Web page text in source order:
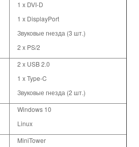
1 x DVI-D
1 x DisplayPort
Звуковые гнезда (3 шт.)
2 x PS/2
2 x USB 2.0
1 x Type-C
Звуковые гнезда (2 шт.)
Windows 10
Linux
MiniTower